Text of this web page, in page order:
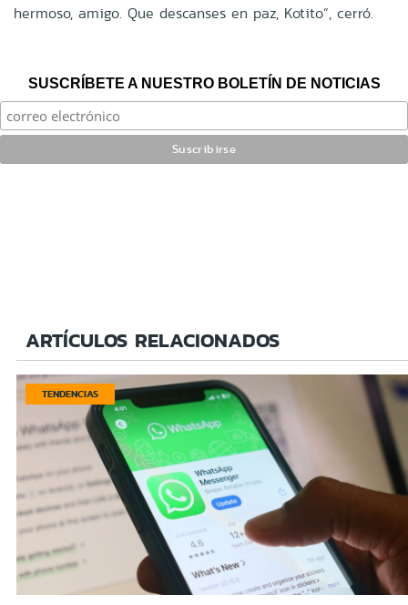
hermoso, amigo. Que descanses en paz, Kotito”, cerró.
SUSCRÍBETE A NUESTRO BOLETÍN DE NOTICIAS
ARTÍCULOS RELACIONADOS
TENDENCIAS